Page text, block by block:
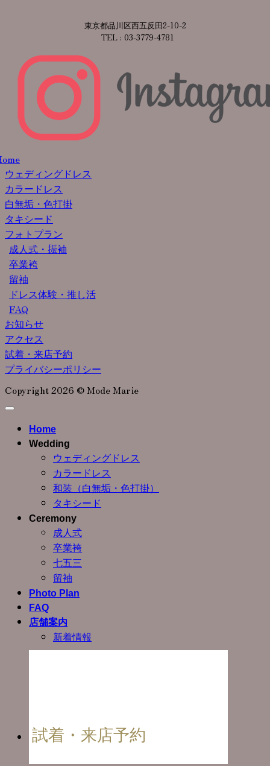
東京都品川区西五反田2-10-2
TEL : 03-3779-4781
ウェディングドレス
カラードレス
白無垢・色打掛
タキシード
フォトプラン
成人式・振袖
卒業袴
留袖
ドレス体験・推し活
FAQ
お知らせ
アクセス
試着・来店予約
プライバシーポリシー
Copyright 2026 © Mode Marie
Home
Wedding
ウェディングドレス
カラードレス
和装（白無垢・色打掛）
タキシード
Ceremony
成人式
卒業袴
七五三
留袖
Photo Plan
FAQ
店舗案内
新着情報
試着・来店予約